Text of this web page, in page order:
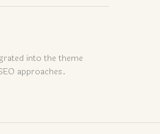
into the theme
approaches.